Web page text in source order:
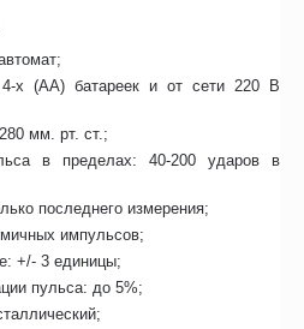
4-х (АА) батареек и от сети 220 В
мм. рт. ст.;
в пределах: 40-200 ударов в
последнего измерения;
импульсов;
+/- 3 единицы;
пульса: до 5%;